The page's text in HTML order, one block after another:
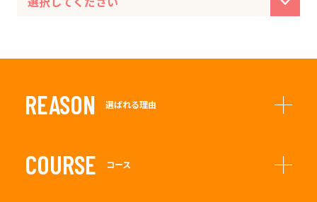
REASON 選ばれる理由
COURSE コース